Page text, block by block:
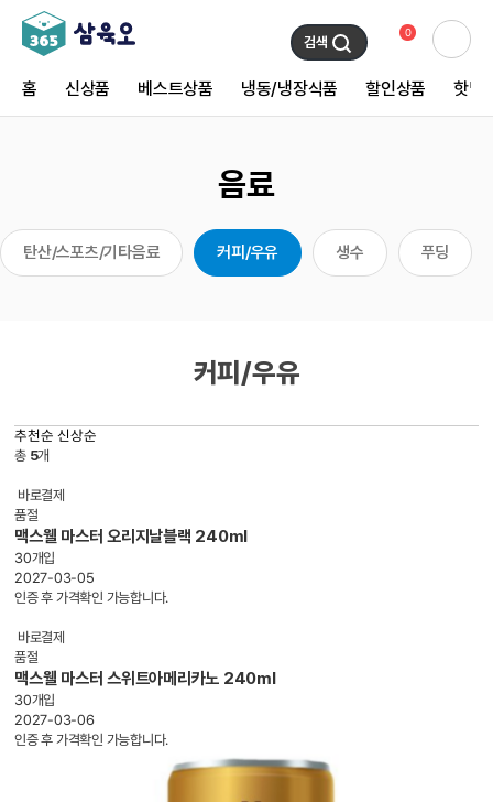
홈 신상품 베스트상품 냉동/냉장식품 할인상품 핫딜
검색
0
음료
탄산/스포츠/기타음료 커피/우유 생수 푸딩
커피/우유
추천순 신상순
총 5개
바로결제
품절
맥스웰 마스터 오리지날블랙 240ml
30개입
2027-03-05
인증 후 가격확인 가능합니다.
바로결제
품절
맥스웰 마스터 스위트아메리카노 240ml
30개입
2027-03-06
인증 후 가격확인 가능합니다.